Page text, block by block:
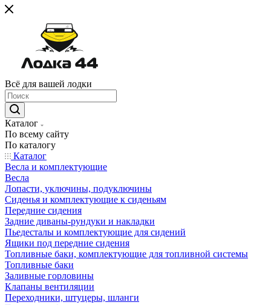
Всё для вашей лодки
Каталог
По всему сайту
По каталогу
Каталог
Весла и комплектующие
Весла
Лопасти, уключины, подуключины
Сиденья и комплектующие к сиденьям
Передние сидения
Задние диваны-рундуки и накладки
Пьедесталы и комплектующие для сидений
Ящики под передние сидения
Топливные баки, комплектующие для топливной системы
Топливные баки
Заливные горловины
Клапаны вентиляции
Переходники, штуцеры, шланги